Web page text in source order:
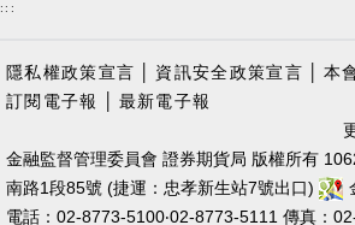
:::
隱私權政策宣言 資訊安全政策宣言 │本
訂閱電子報
最新電子報
金融監督管理委員會 證券期貨局 版權所有
南路1段85號 (捷運：忠孝新生站7號出口)
電話：02-8773-5100‧02-8773-5111 傳真：